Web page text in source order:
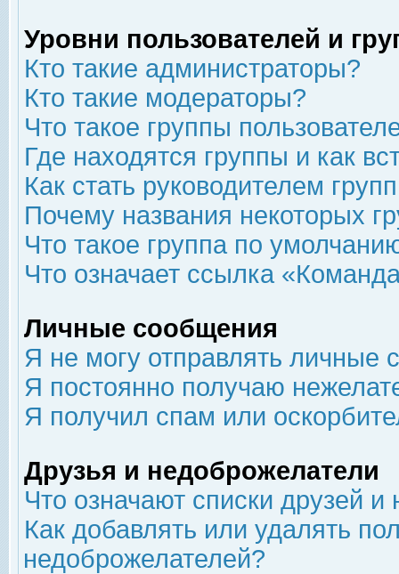
Уровни пользователей и
Кто такие администраторы?
Кто такие модераторы?
Что такое группы
Где находятся группы и как
Как стать руководителем
Почему названия некоторых
Что такое группа по
Что означает ссылка
Личные сообщения
Я не могу отправлять личные
Я постоянно получаю
Я получил спам или
Друзья и недоброжелатели
Что означают списки друзей
Как добавлять или удалять
недоброжелателей?